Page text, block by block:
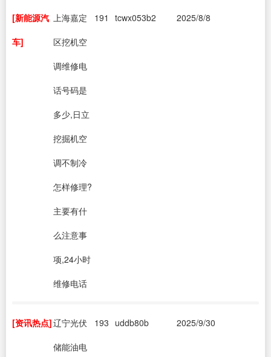
[新能源汽
车]
上海嘉定
区挖机空
调维修电
话号码是
多少,日立
挖掘机空
调不制冷
怎样修理?
主要有什
么注意事
项,24小时
维修电话
191 tcwx053b2 2025/8/8
[资讯热点]辽宁光伏
储能油电
193 uddb80b 2025/9/30